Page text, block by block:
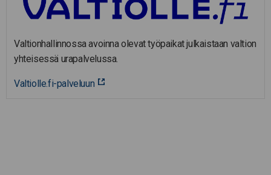
Valtionhallinnossa avoinna olevat työpaikat julkaistaan valtion
yhteisessä urapalvelussa.
Valtiolle.fi-palveluun